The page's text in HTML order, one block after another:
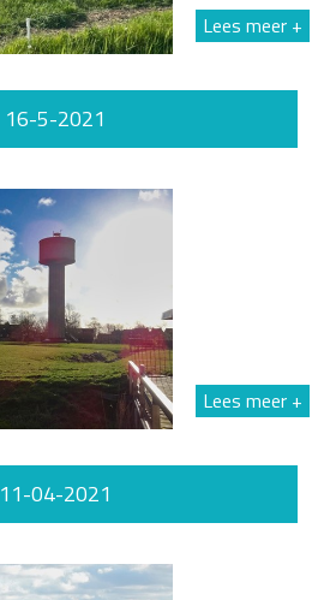
Lees meer +
16-5-2021
Lees meer +
11-04-2021